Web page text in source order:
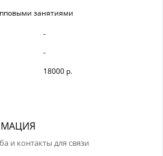
занятиями
-
-
18000 р.
и контакты для связи